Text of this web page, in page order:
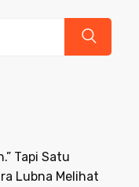
Tapi Satu
Lubna Melihat